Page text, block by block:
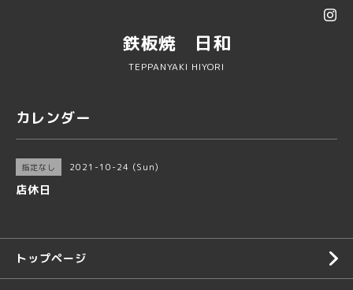
鉄板焼 日和
TEPPANYAKI HIYORI
カレンダー
指定なし 2021-10-24 (Sun)
店休日
トップページ